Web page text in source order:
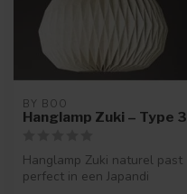
BY BOO
Hanglamp Zuki – Type 3
Hanglamp Zuki naturel past
perfect in een Japandi